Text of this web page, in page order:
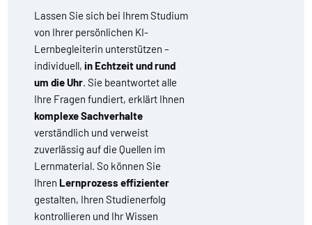
Lassen Sie sich bei Ihrem Studium
von Ihrer persönlichen KI-
Lernbegleiterin unterstützen –
individuell, in Echtzeit und rund
um die Uhr. Sie beantwortet alle
Ihre Fragen fundiert, erklärt Ihnen
komplexe Sachverhalte
verständlich und verweist
zuverlässig auf die Quellen im
Lernmaterial. So können Sie
Ihren Lernprozess effizienter
gestalten, Ihren Studienerfolg
kontrollieren und Ihr Wissen